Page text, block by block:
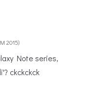
2015
Note series,
ckckckck